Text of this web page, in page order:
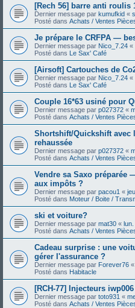
[Rech 56] barre anti roulis
Dernier message par kumufkid «
Posté dans Achats / Ventes
Je prépare le CRFPA —
Dernier message par Nico_7.24 «
Posté dans Le Sax' Café
[Airsoft] Cartouches de
Dernier message par Nico_7.24 «
Posté dans Le Sax' Café
Couple 16*63 usiné pour
Dernier message par p027372 «
Posté dans Achats / Ventes
Shortshift/Quickshift avec
rehaussée
Dernier message par p027372 «
Posté dans Achats / Ventes
Vendre sa Saxo préparée
aux impôts ?
Dernier message par pacou1 «
Posté dans Moteur / Boite /
ski et voiture?
Dernier message par mat30 «
Posté dans Achats / Ventes
Cadeau surprise : une
gérer l'assurance ?
Dernier message par Forever76 «
Posté dans Habitacle
[RCH-77] Injecteurs
Dernier message par toto931 «
Posté dans Achats / Ventes